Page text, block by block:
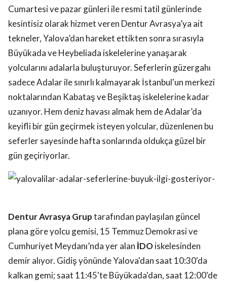
Cumartesi ve pazar günleri ile resmi tatil günlerinde
kesintisiz olarak hizmet veren Dentur Avrasya’ya ait
tekneler, Yalova’dan hareket ettikten sonra sırasıyla
Büyükada ve Heybeliada iskelelerine yanaşarak
yolcularını adalarla buluşturuyor. Seferlerin güzergahı
sadece Adalar ile sınırlı kalmayarak İstanbul'un merkezi
noktalarından Kabataş ve Beşiktaş iskelelerine kadar
uzanıyor. Hem deniz havası almak hem de Adalar’da
keyifli bir gün geçirmek isteyen yolcular, düzenlenen bu
seferler sayesinde hafta sonlarında oldukça güzel bir
gün geçiriyorlar.
Dentur Avrasya Gruptarafından paylaşılan güncel
plana göre yolcu gemisi, 15 Temmuz Demokrasi ve
Cumhuriyet Meydanı’nda yer alan İDOiskelesinden
demir alıyor. Gidiş yönünde Yalova'dan saat 10:30'da
kalkan gemi; saat 11:45'te Büyükada'dan, saat 12:00'de